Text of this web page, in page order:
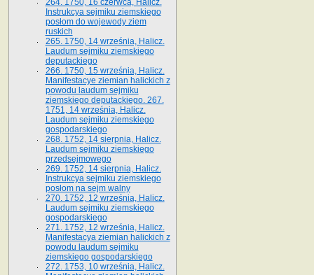
264. 1750, 16 czerwca, Halicz.
Instrukcya sejmiku ziemskiego
posłom do wojewody ziem
ruskich
265. 1750, 14 września, Halicz.
Laudum sejmiku ziemskiego
deputackiego
266. 1750, 15 września, Halicz.
Manifestacye ziemian halickich z
powodu laudum sejmiku
ziemskiego deputackiego. 267.
1751, 14 września, Halicz.
Laudum sejmiku ziemskiego
gospodarskiego
268. 1752, 14 sierpnia, Halicz.
Laudum sejmiku ziemskiego
przedsejmowego
269. 1752, 14 sierpnia, Halicz.
Instrukcya sejmiku ziemskiego
posłom na sejm walny
270. 1752, 12 września, Halicz.
Laudum sejmiku ziemskiego
gospodarskiego
271. 1752, 12 września, Halicz.
Manifestacya ziemian halickich z
powodu laudum sejmiku
ziemskiego gospodarskiego
272. 1753, 10 września, Halicz.